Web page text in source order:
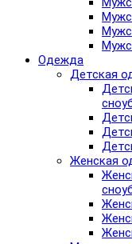
Одежда
Детская
Женская